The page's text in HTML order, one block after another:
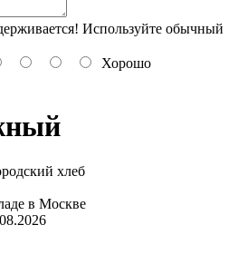
Используйте обычный
Хорошо
хлеб
в Москве